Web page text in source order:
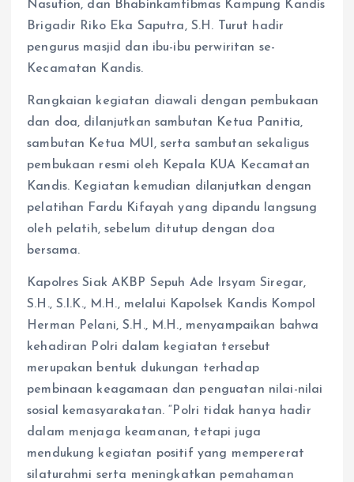
Nasution, dan Bhabinkamtibmas Kampung Kandis
Brigadir Riko Eka Saputra, S.H. Turut hadir
pengurus masjid dan ibu-ibu perwiritan se-
Kecamatan Kandis.
Rangkaian kegiatan diawali dengan pembukaan
dan doa, dilanjutkan sambutan Ketua Panitia,
sambutan Ketua MUI, serta sambutan sekaligus
pembukaan resmi oleh Kepala KUA Kecamatan
Kandis. Kegiatan kemudian dilanjutkan dengan
pelatihan Fardu Kifayah yang dipandu langsung
oleh pelatih, sebelum ditutup dengan doa
bersama.
Kapolres Siak AKBP Sepuh Ade Irsyam Siregar,
S.H., S.I.K., M.H., melalui Kapolsek Kandis Kompol
Herman Pelani, S.H., M.H., menyampaikan bahwa
kehadiran Polri dalam kegiatan tersebut
merupakan bentuk dukungan terhadap
pembinaan keagamaan dan penguatan nilai-nilai
sosial kemasyarakatan. “Polri tidak hanya hadir
dalam menjaga keamanan, tetapi juga
mendukung kegiatan positif yang mempererat
silaturahmi serta meningkatkan pemahaman